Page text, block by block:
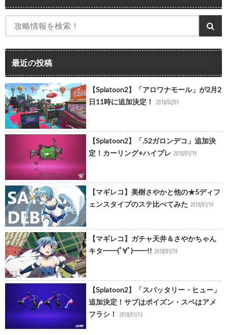
最近の投稿
【Splatoon2】「アロワナモール」が2月2
日11時に追加決定！
2018/02/01
【Splatoon2】「.52ガロンデコ」追加決
定！カーリング+ハイプレ 2018/01/19
【マギレコ】美樹さやかと他の★5ディフ
ェンスタイプのステ比べてみた 2018/01/19
【マギレコ】ガチャ天井＆さやかちゃん
キタ━━(ﾟ∀ﾟ)━━!! 2018/01/19
【Splatoon2】「スパッタリー・ヒュー」
追加決定！サブはポイズン・スペはアメ
フラシ！
2018/01/13